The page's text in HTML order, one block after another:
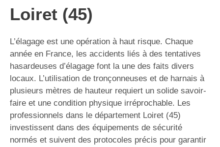
Loiret (45)
L’élagage est une opération à haut risque. Chaque
année en France, les accidents liés à des tentatives
hasardeuses d’élagage font la une des faits divers
locaux. L’utilisation de tronçonneuses et de harnais à
plusieurs mètres de hauteur requiert un solide savoir-
faire et une condition physique irréprochable. Les
professionnels dans le département Loiret (45)
investissent dans des équipements de sécurité
normés et suivent des protocoles précis pour garantir